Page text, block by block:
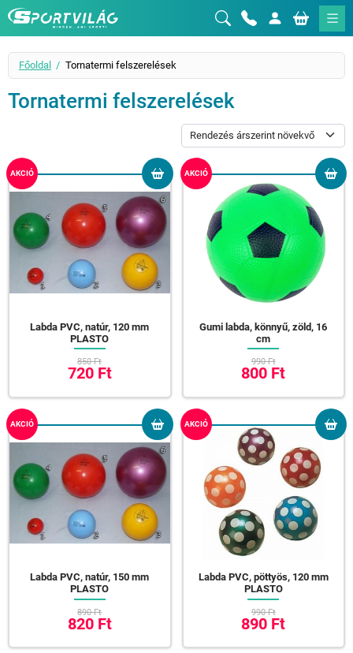
Sportvilág
Főoldal Tornatermi felszerelések
Tornatermi felszerelések
AKCIÓ
Labda PVC, natúr, 120 mm
PLASTO
850 Ft
720 Ft
AKCIÓ
Gumi labda, könnyű, zöld, 16
cm
990 Ft
800 Ft
AKCIÓ
Labda PVC, natúr, 150 mm
PLASTO
890 Ft
820 Ft
AKCIÓ
Labda PVC, pöttyös, 120 mm
PLASTO
990 Ft
890 Ft